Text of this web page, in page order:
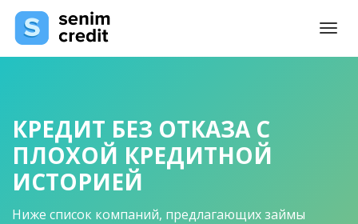
КРЕДИТ БЕЗ ОТКАЗА С
ПЛОХОЙ КРЕДИТНОЙ
ИСТОРИЕЙ
Ниже список компаний, предлагающих займы